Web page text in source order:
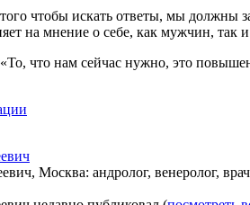
чтобы искать ответы, мы должны
на мнение о себе, как мужчин, так
что нам сейчас нужно, это
Москва: андролог, венеролог,